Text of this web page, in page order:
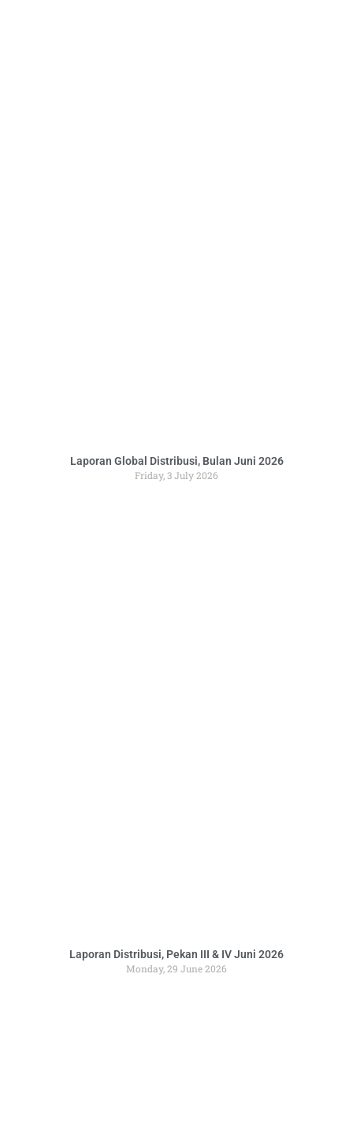
Laporan Global Distribusi, Bulan Juni 2026
Friday, 3 July 2026
Laporan Distribusi, Pekan III & IV Juni 2026
Monday, 29 June 2026